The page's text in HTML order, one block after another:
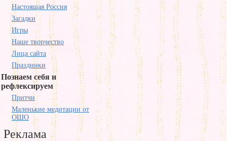
Настоящая Россия
Загадки
Игры
Наше творчество
Лица сайта
Праздники
Познаем себя и
рефлексируем
Притчи
Маленькие медитации от
ОШО
Реклама